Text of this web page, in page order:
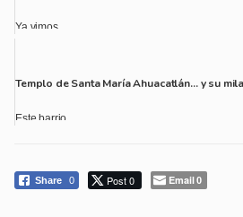
Ya vimos ...
Templo de Santa María Ahuacatlán… y su
Este barrio...
Share 0 Post 0 Email0